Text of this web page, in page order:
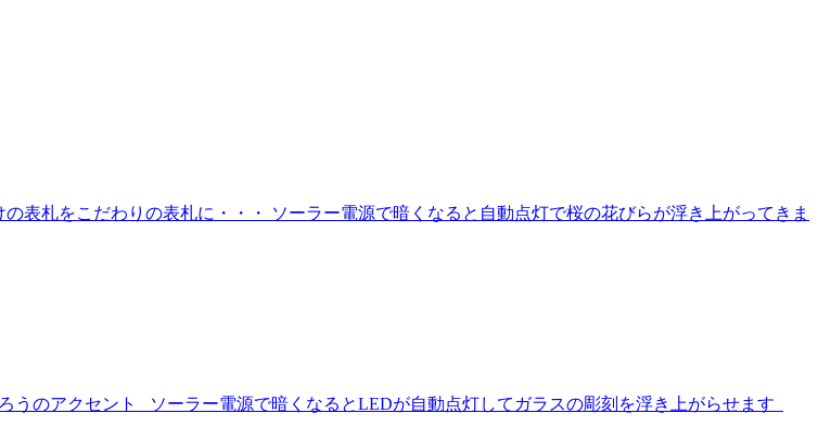
札をこだわりの表札に・・・ ソーラー電源で暗くなると自動点灯で桜の花びらが浮き上がってきま
のアクセント ソーラー電源で暗くなるとLEDが自動点灯してガラスの彫刻を浮き上がらせます